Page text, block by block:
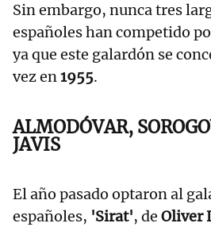
Sin embargo, nunca tres
españoles han competido
ya que este galardón se
vez en1955.
ALMODÓVAR,
JAVIS
El año pasado optaron al
españoles, 'Sirat', de Oliver